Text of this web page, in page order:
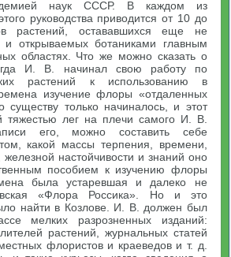
наук СССР. В каждом из
руководства приводится от 10 до
растений, остававшихся еще не
и открываемых ботаниками главным
областях. Что же можно сказать о
И. В. начинал свою работу по
растений к использованию в
изучение флоры «отдаленных
существу только начиналось, и этот
тяжестью лег на плечи самого И. В.
его, можно составить себе
какой массы терпения, времени,
железной настойчивости и знаний оно
пособием к изучению флоры
была устаревшая и далеко не
«Флора Россика». Но и это
найти в Козлове. И. В. должен был
мелких разрозненных изданий:
растений, журнальных статей
флористов и краеведов и т. д.